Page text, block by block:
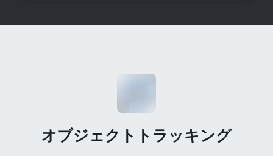
オブジェクトトラッキング